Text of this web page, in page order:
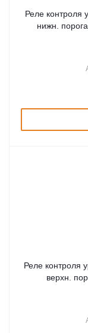
Реле контроля
нижн.
Реле контроля
верхн.